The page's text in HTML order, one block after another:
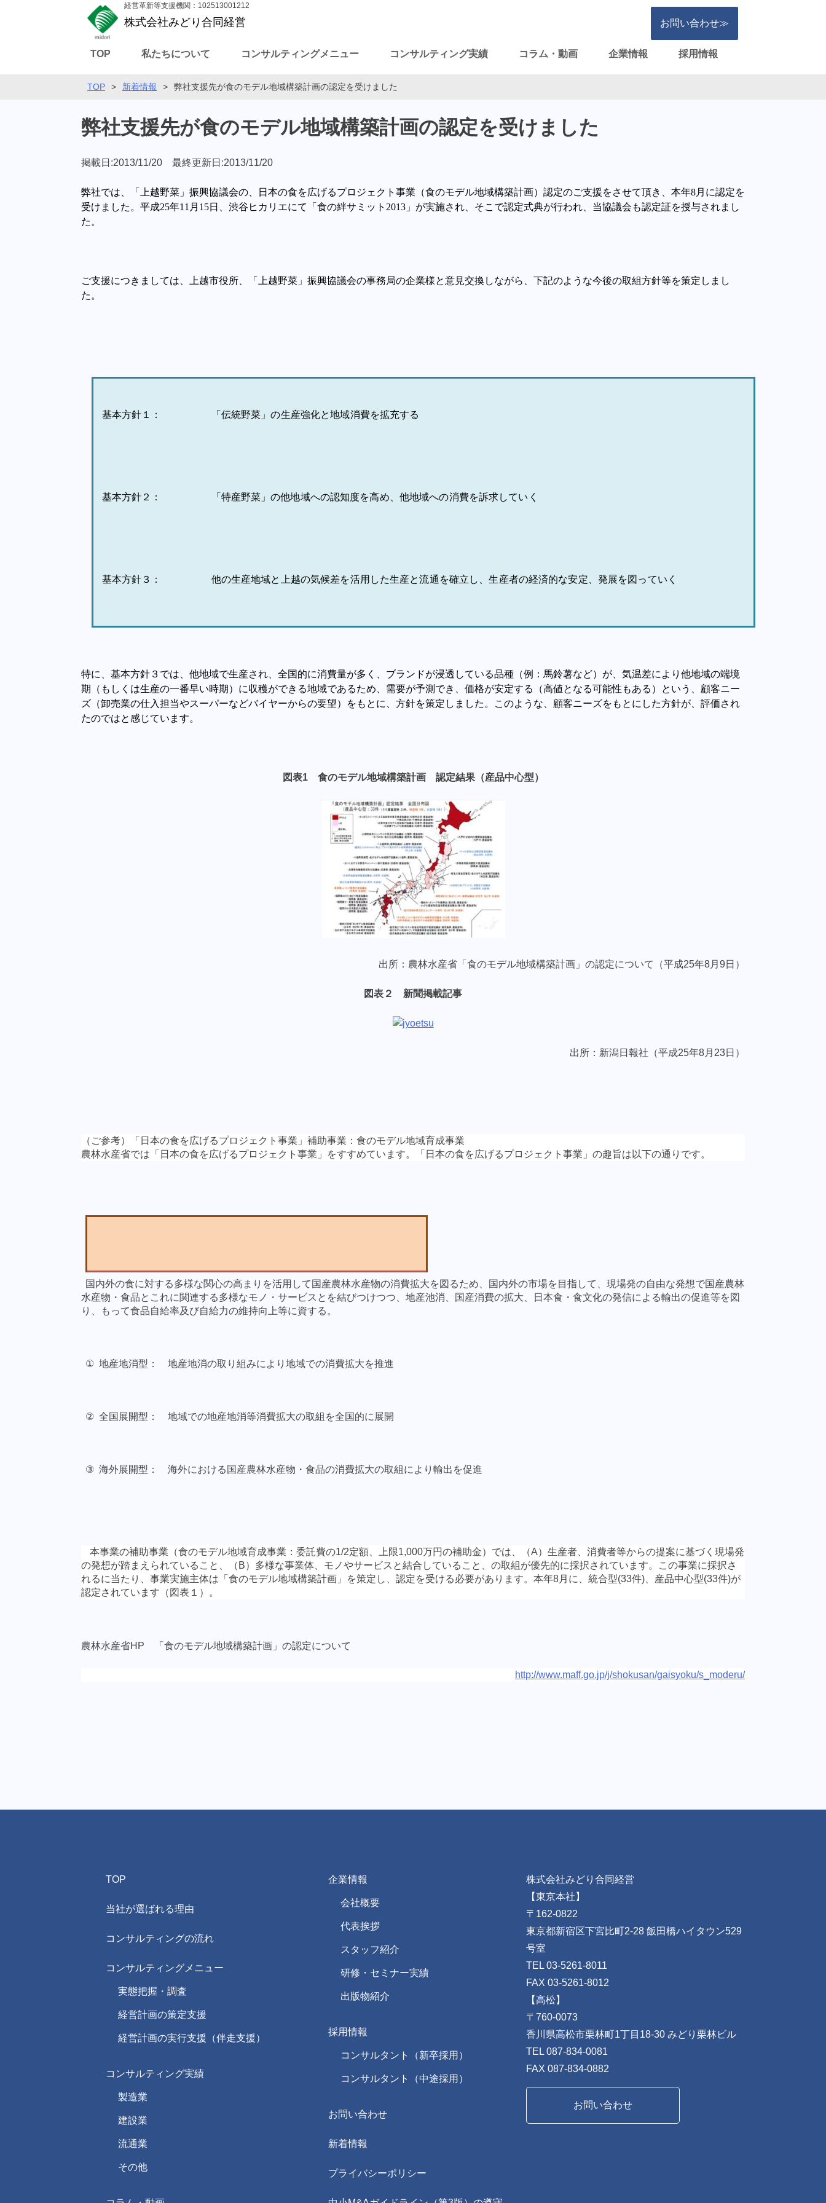
経営革新等支援機関：102513001212
株式会社みどり合同経営 お問い合わせ≫
TOP 私たちについて コンサルティングメニュー コンサルティング実績 コラム・動画 企業情報 採用情報
TOP > 新着情報 > 弊社支援先が食のモデル地域構築計画の認定を受けました
弊社支援先が食のモデル地域構築計画の認定を受けました
掲載日:2013/11/20 最終更新日:2013/11/20
弊社では、「上越野菜」振興協議会の、日本の食を広げるプロジェクト事業（食のモデル地域構築計画）認定のご支援をさせて頂き、本年8月に認定を
受けました。平成25年11 月 15日、渋谷ヒカリエにて「食の絆サミット 2013 」が実施され、そこで認定式典が行われ、当協議会も認定証を授与されまし
た。
ご支援につきましては、上越市役所、「上越野菜」振興協議会の事務局の企業様と意見交換しながら、下記のような今後の取組方針等を策定しまし
た。
基本方針１： 「伝統野菜」の生産強化と地域消費を拡充する
基本方針２： 「 特産野菜」の他地域への認知度を高め、他地域への消費を訴求していく
基本方針３： 他の生産地域と上越の気候差を活用した生産と流通を確立し、生産者の経済的な安定、発展を図っていく
特に、基本方針３では、他地域で生産され、全国的に消費量が多く、ブランドが浸透している品種（例：馬鈴薯など）が、気温差により他地域の端境
期（もしくは生産の一番早い時期）に収穫ができる地域であるため、需要が予測でき、価格が安定する（高値となる可能性もある）という、顧客ニー
ズ（卸売業の仕入担当やスーパーなどバイヤーからの要望）をもとに、方針を策定しました。このような、顧客ニーズをもとにした方針が、評価され
たのではと感じています。
図表1 食のモデル地域構築計画 認定結果（産品中心型）
出所：農林水産省「食のモデル地域構築計画」の認定について（平成25年8月9日）
図表２ 新聞掲載記事
出所：新潟日報社（平成25年8月23日）
（ご参考）「日本の食を広げるプロジェクト事業」補助事業： 食のモデル地域育成事業
農林水産省では「日本の食を広げるプロジェクト事業」をすすめています。「日本の食を広げるプロジェクト事業」の趣旨は以下の通りです。
国内外の食に対する多様な関心の高まりを活用して国産農林水産物の消費拡大を図るため、国内外の市場を目指して、現場発の自由な発想で国産農林
水産物・食品とこれに関連する多様なモノ・サービスとを結びつけつつ、地産池消、国産消費の拡大、日本食・食文化の発信による輸出の促進等を図
り、もって食品自給率及び自給力の維持向上等に資する。
① 地産地消型： 地産地消の取り組みにより地域での消費拡大を推進
② 全国展開型： 地域での地産地消等消費拡大の取組を全国的に展開
③ 海外展開型： 海外における国産農林水産物・食品の消費拡大の取組により輸出を促進
本事業の補助事業（食のモデル地域育成事業：委託費の1/2定額、上限1,000万円の補助金）では、（A）生産者、消費者等からの提案に基づく現場発
の発想が踏まえられていること、（ B）多様な事業体、モノやサービスと結合していること、の取組が優先的に採択されています。この事業に採択さ
れるに当たり、事業実施主体は「食のモデル地域構築計画」を策定し、認定を受ける必要があります。本年8月に、統合型(33件) 、産品中心型(33件)が
認定されています（図表１）。
農林水産省HP 「食のモデル地域構築計画」の認定について
http://www.maff.go.jp/j/shokusan/gaisyoku/s_moderu/
TOP
当社が選ばれる理由
コンサルティングの流れ
コンサルティングメニュー
実態把握・調査
経営計画の策定支援
経営計画の実行支援（伴走支援）
コンサルティング実績
製造業
建設業
流通業
その他
企業情報
会社概要
代表挨拶
スタッフ紹介
研修・セミナー実績
出版物紹介
採用情報
コンサルタント（新卒採用）
コンサルタント（中途採用）
お問い合わせ
新着情報
プライバシーポリシー
株式会社みどり合同経営
【東京本社】
〒162-0822
東京都新宿区下宮比町2-28 飯田橋ハイタウン529
号室
TEL 03-5261-8011
FAX 03-5261-8012
【高松】
〒760-0073
香川県高松市栗林町1丁目18-30 みどり栗林ビル
TEL 087-834-0081
FAX 087-834-0882
お問い合わせ